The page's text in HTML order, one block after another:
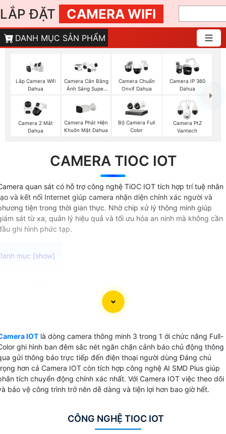
LẮP ĐẶT CAMERA WIFI
DANH MỤC SẢN PHẨM
Lắp Camera Wifi
Dahua
Camera Cân Bằng
Ánh Sáng Super
Camera Chuẩn
Onvif Dahua
Camera IP 360
Dahua
Camera 2 Mắt
Dahua
Camera Phát Hiện
Khuôn Mặt Dahua
Bộ Camera Full
Color
Camera PtZ
Vantech
CAMERA TIOC IOT
quan sát có hỗ trợ công nghệ TiOC IOT tích hợp trí tuệ nhân
và kết nối Internet giúp camera nhận diện chính xác người và
tiện trong thời gian thực. Nhờ chip xử lý thông minh giúp
sát từ xa, quản lý hiệu quả và tối ưu hóa an ninh mà không cần
ghi hình phức tạp.
năng Báo động chủ động với ánh sáng kép và âm
hú mang lại tính hiệu quả cao trong việc bảo vệ và
giúp tiết kiệm băng thông và dung lượng lưu trữ.
bị Báo động chủ động bằng đèn chớp xanh đỏ và còi
camera này giúp bạn có thể dễ dàng nhận biết khi có sự
bất thường xảy ra. camera cũng có 5 kiểu âm thanh
động khác nhau, giúp tăng cường khả năng đánh thức
cảnh báo.
minh, tầm xa đèn hồng ngoại và đèn led với khoảng
lên đến 40m, giúp quay phim rõ nét và chi tiết cả vào
IOT là dòng camera thông minh 3 trong 1 ới chức năng Full-
ghi hình ban đêm sắc nét ngăn chặn cảnh báo chủ động thông
gửi thông báo trực tiếp đến điện thoại người dùng Đáng chú
hơn cả Camera IOT còn tích hợp công nghệ AI SMD Plus giúp
tích chuyển động chính xác nhất. Với Camera IOT việc theo dõi
bảo vệ công trình trở nên dễ dàng và tiện lợi hơn bao giờ hết.
CÔNG NGHỆ TIOC IOT